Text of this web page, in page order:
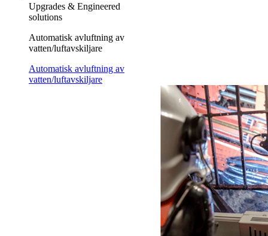
Upgrades & Engineered
solutions
Automatisk avluftning av
vatten/luftavskiljare
Automatisk avluftning av
vatten/luftavskiljare